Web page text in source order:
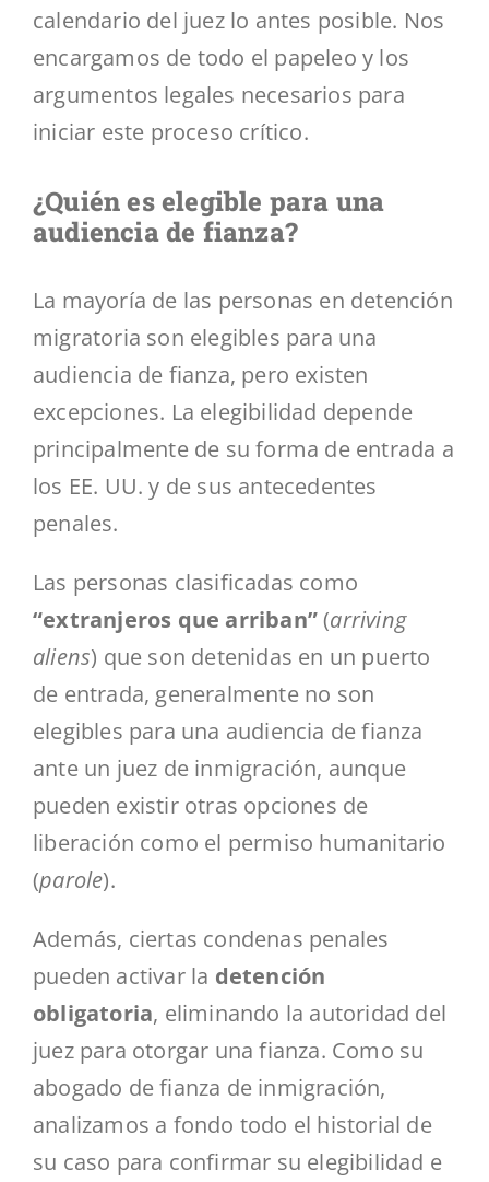
calendario del juez lo antes posible. Nos
encargamos de todo el papeleo y los
argumentos legales necesarios para
iniciar este proceso crítico.
¿Quién es elegible para una
audiencia de fianza?
La mayoría de las personas en detención
migratoria son elegibles para una
audiencia de fianza, pero existen
excepciones. La elegibilidad depende
principalmente de su forma de entrada a
los EE. UU. y de sus antecedentes
penales.
Las personas clasificadas como
“extranjeros que arriban”(arriving
aliens) que son detenidas en un puerto
de entrada, generalmente no son
elegibles para una audiencia de fianza
ante un juez de inmigración, aunque
pueden existir otras opciones de
liberación como el permiso humanitario
(parole).
Además, ciertas condenas penales
pueden activar la detención
obligatoria, eliminando la autoridad del
juez para otorgar una fianza. Como su
abogado de fianza de inmigración,
analizamos a fondo todo el historial de
su caso para confirmar su elegibilidad e